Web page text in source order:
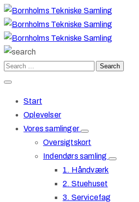
Start
Oplevelser
Vores samlinger
Oversigtskort
Indendørs samling
1. Håndværk
2. Stuehuset
3. Servicefag